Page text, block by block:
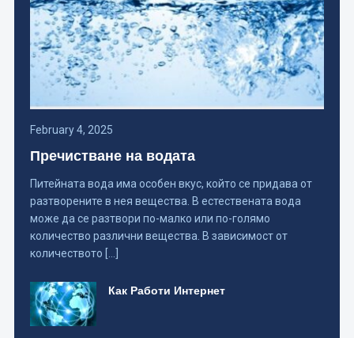
February 4, 2025
Пречистване на водата
Питейната вода има особен вкус, който се придава от
разтворените в нея вещества. В естествената вода
може да се разтвори по-малко или по-голямо
количество различни вещества. В зависимост от
количеството […]
Как Работи Интернет